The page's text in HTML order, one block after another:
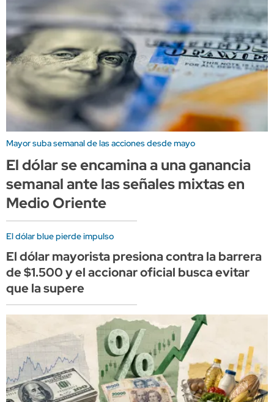
Mayor suba semanal de las acciones desde mayo
El dólar se encamina a una ganancia
semanal ante las señales mixtas en
Medio Oriente
El dólar blue pierde impulso
El dólar mayorista presiona contra la barrera
de $1.500 y el accionar oficial busca evitar
que la supere